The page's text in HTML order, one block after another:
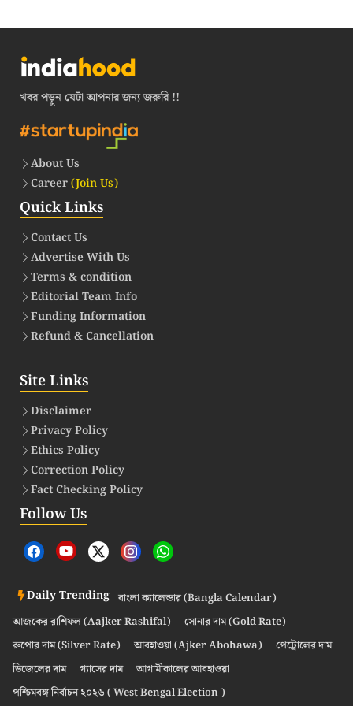
খবর পড়ুন যেটা আপনার জন্য জরুরি !!
About Us
Career(Join Us)
Quick Links
Contact Us
Advertise With Us
Terms & condition
Editorial Team Info
Funding Information
Refund & Cancellation
Site Links
Disclaimer
Privacy Policy
Ethics Policy
Correction Policy
Fact Checking Policy
Follow Us
Daily Trending বাংলা ক্যালেন্ডার (Bangla Calendar)
আজকের রাশিফল (Aajker Rashifal)
সোনার দাম (Gold Rate)
রুপোর দাম (Silver Rate)
আবহাওয়া (Ajker Abohawa)
পেট্রোলের দাম
ডিজেলের দাম
গ্যাসের দাম
আগামীকালের আবহাওয়া
পশ্চিমবঙ্গ নির্বাচন ২০২৬ ( West Bengal Election )